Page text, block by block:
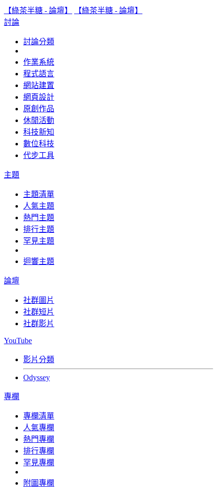
【綠茶半糖 - 論壇】
【綠茶半糖 - 論壇】
討論
討論分類
作業系統
程式語言
網站建置
網頁設計
原創作品
休閒活動
科技新知
數位科技
代步工具
主題
主題清單
人氣主題
熱門主題
排行主題
罕見主題
迴響主題
論壇
社群圖片
社群短片
社群影片
YouTube
影片分類
Odyssey
專欄
專欄清單
人氣專欄
熱門專欄
排行專欄
罕見專欄
附圖專欄